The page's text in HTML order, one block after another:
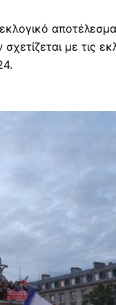
αποτέλεσμα
σχετίζεται με τις